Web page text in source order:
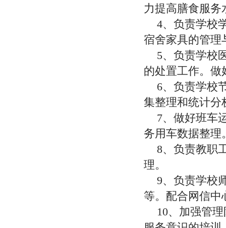
力提高膳食服务
4、 负责学校
宿舍家具的管理
5、 负责学校
的处置工作。做
6、 负责学校
集整理和统计分
7、做好班车
务用车数据整理
8、负责教职
理。
9、负责学校
等。配合网信中
10、加强管